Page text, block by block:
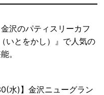
金沢のパティスリーカフ
いとをかし）』で人気の
。
水)】金沢ニューグラン